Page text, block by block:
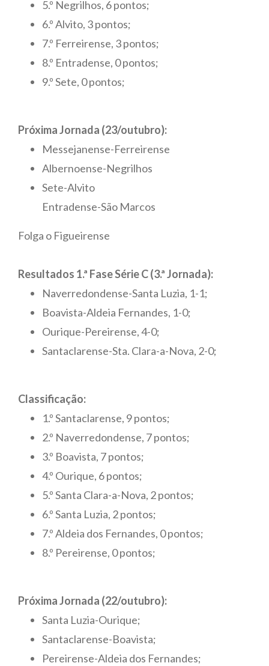
5.º Negrilhos, 6 pontos;
6.º Alvito, 3 pontos;
7.º Ferreirense, 3 pontos;
8.º Entradense, 0 pontos;
9.º Sete, 0 pontos;
Próxima Jornada (23/outubro):
Messejanense-Ferreirense
Albernoense-Negrilhos
Sete-Alvito
Entradense-São Marcos
Folga o Figueirense
Resultados 1.ª Fase Série C (3.ª Jornada):
Naverredondense-Santa Luzia, 1-1;
Boavista-Aldeia Fernandes, 1-0;
Ourique-Pereirense, 4-0;
Santaclarense-Sta. Clara-a-Nova, 2-0;
Classificação:
1.º Santaclarense, 9 pontos;
2.º Naverredondense, 7 pontos;
3.º Boavista, 7 pontos;
4.º Ourique, 6 pontos;
5.º Santa Clara-a-Nova, 2 pontos;
6.º Santa Luzia, 2 pontos;
7.º Aldeia dos Fernandes, 0 pontos;
8.º Pereirense, 0 pontos;
Próxima Jornada (22/outubro):
Santa Luzia-Ourique;
Santaclarense-Boavista;
Pereirense-Aldeia dos Fernandes;